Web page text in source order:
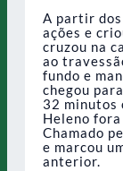
A partir
ações e
cruzou na
ao
fundo e
chegou
32 minutos
Heleno
Chamado
e marcou
anterior.